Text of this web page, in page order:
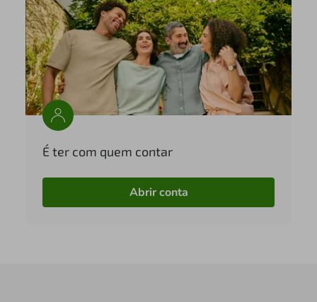
É ter com quem contar
Abrir conta